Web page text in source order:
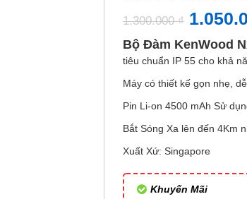
dựa trên
đánh giá
1.300.000₫
Bộ Đàm KenWood
tiêu chuẩn IP 55 cho khả
Máy có thiết kế gọn nhẹ,
Pin Li-on 4500 mAh Sử
Bắt Sóng Xa lên đến 4Km
Xuất Xứ: Singapore
Khuyến Mãi